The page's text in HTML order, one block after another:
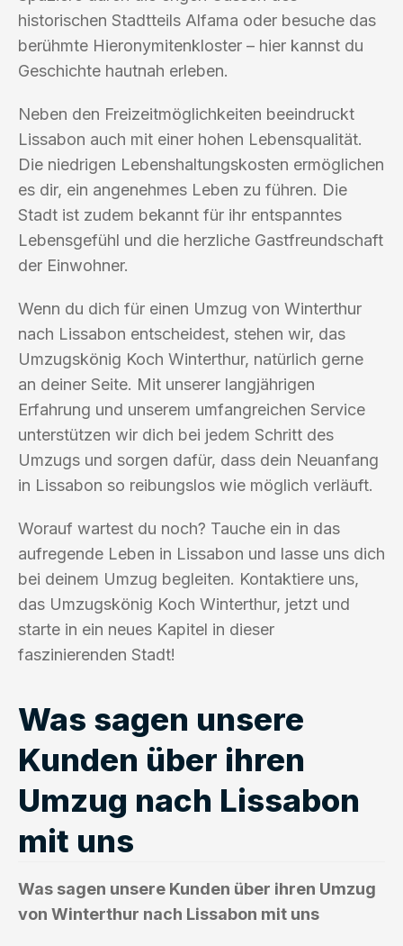
historischen Stadtteils Alfama oder besuche das
berühmte Hieronymitenkloster – hier kannst du
Geschichte hautnah erleben.
Neben den Freizeitmöglichkeiten beeindruckt
Lissabon auch mit einer hohen Lebensqualität.
Die niedrigen Lebenshaltungskosten ermöglichen
es dir, ein angenehmes Leben zu führen. Die
Stadt ist zudem bekannt für ihr entspanntes
Lebensgefühl und die herzliche Gastfreundschaft
der Einwohner.
Wenn du dich für einen Umzug von Winterthur
nach Lissabon entscheidest, stehen wir, das
Umzugskönig Koch Winterthur, natürlich gerne
an deiner Seite. Mit unserer langjährigen
Erfahrung und unserem umfangreichen Service
unterstützen wir dich bei jedem Schritt des
Umzugs und sorgen dafür, dass dein Neuanfang
in Lissabon so reibungslos wie möglich verläuft.
Worauf wartest du noch? Tauche ein in das
aufregende Leben in Lissabon und lasse uns dich
bei deinem Umzug begleiten. Kontaktiere uns,
das Umzugskönig Koch Winterthur, jetzt und
starte in ein neues Kapitel in dieser
faszinierenden Stadt!
Was sagen unsere
Kunden über ihren
Umzug nach Lissabon
mit uns
Was sagen unsere Kunden über ihren Umzug
von Winterthur nach Lissabon mit uns